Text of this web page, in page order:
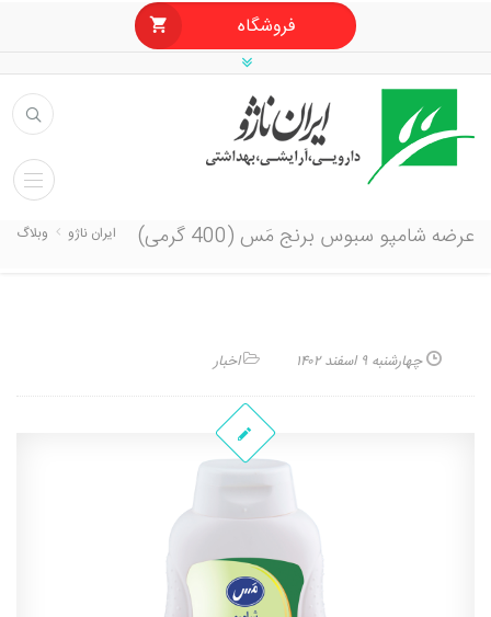
فروشگاه
عرضه شامپو سبوس برنج مَس (400 گرمی) ایران ناژو وبلاگ
چهارشنبه ۹ اسفند ۱۴۰۲ اخبار